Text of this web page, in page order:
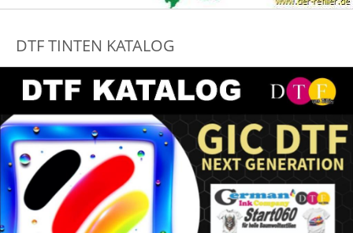
DTF TINTEN KATALOG